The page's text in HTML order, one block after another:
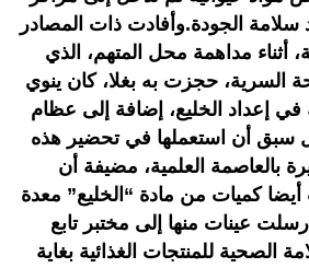
سلامة الجودة.وأفادت ذات المصادر
أثناء مداهمة محل المتهم، الذي
السرية، حجزت به بغلا، كان ينوي
إعداد الخليع، إضافة إلى عظام
سبق أن استعملها في تحضير هذه
بالعاصمة العلمية، مضيفة أن
أيضا كميات من مادة “الخليع” معدة
عينات منها إلى مختبر تابع
الصحية للمنتجات الغذائية بغاية